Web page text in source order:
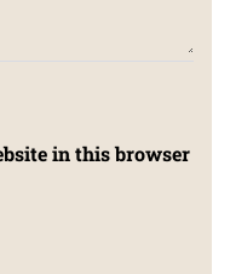
in this browser